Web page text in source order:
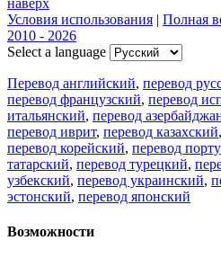
наверх
Условия использования | Полная
2010 - 2026
Select a language
Перевод английский, перевод
перевод французский, перевод
итальянский, перевод
перевод иврит, перевод казахский,
перевод корейский, перевод
татарский, перевод турецкий,
узбекский, перевод украинский,
эстонский, перевод японский
Возможности